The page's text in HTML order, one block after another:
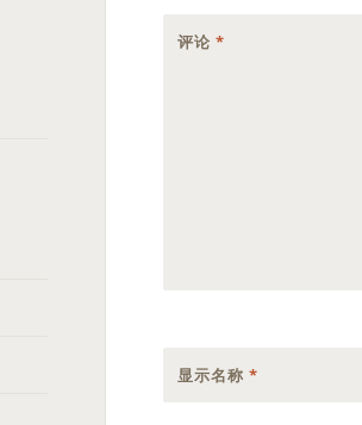
评论*
显示名称*